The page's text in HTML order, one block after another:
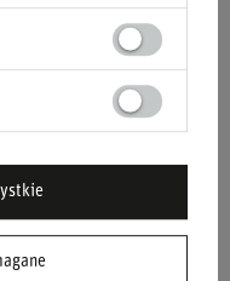
bezpieczeństwa